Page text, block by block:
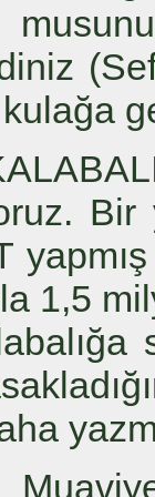
Bir
1,5